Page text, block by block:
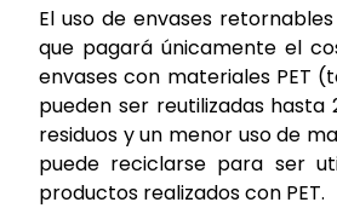
El uso de envases
que pagará únicamente el
envases con materiales PET
pueden ser reutilizadas
residuos y un menor uso de
puede reciclarse para ser
productos realizados con PET.